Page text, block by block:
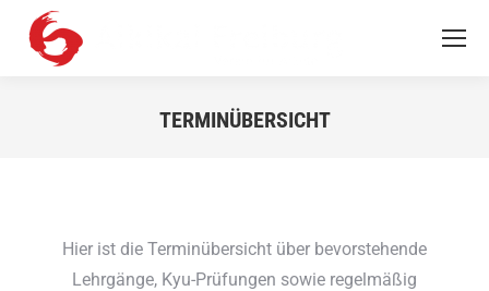
TERMINÜBERSICHT
Hier ist die Terminübersicht über bevorstehende
Lehrgänge, Kyu-Prüfungen sowie regelmäßig